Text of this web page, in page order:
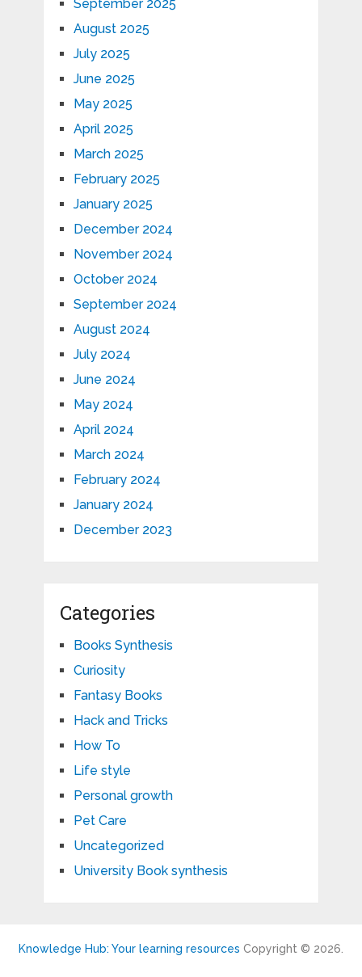
September 2025
August 2025
July 2025
June 2025
May 2025
April 2025
March 2025
February 2025
January 2025
December 2024
November 2024
October 2024
September 2024
August 2024
July 2024
June 2024
May 2024
April 2024
March 2024
February 2024
January 2024
December 2023
Categories
Books Synthesis
Curiosity
Fantasy Books
Hack and Tricks
How To
Life style
Personal growth
Pet Care
Uncategorized
University Book synthesis
Knowledge Hub: Your learning resources Copyright © 2026.